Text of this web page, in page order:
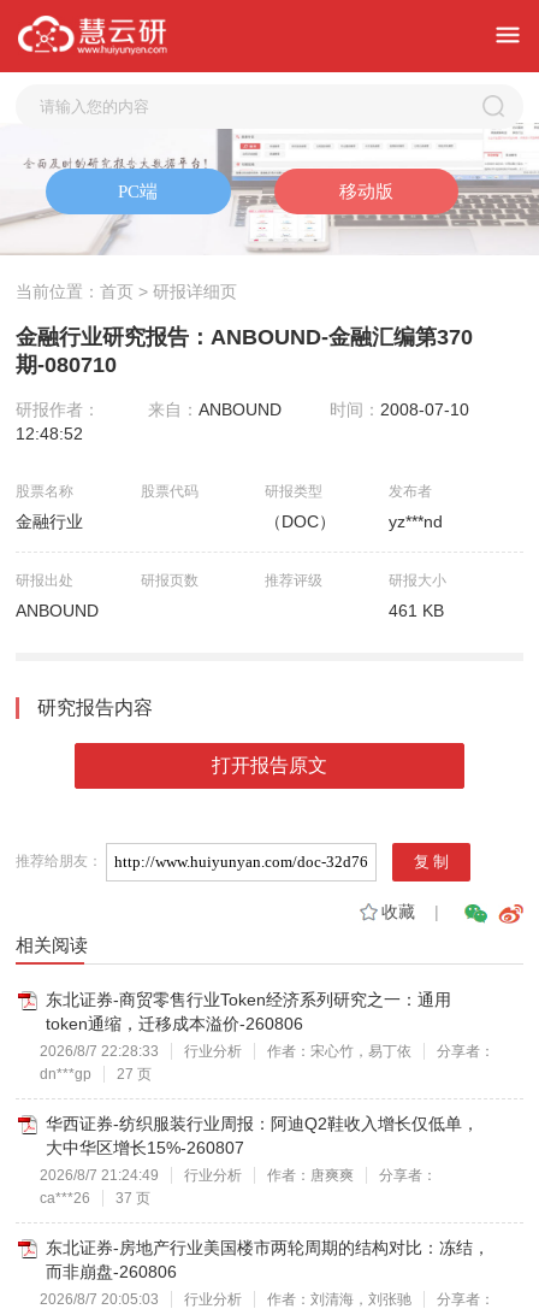
当前位置：首页 > 研报详细页
金融行业研究报告：ANBOUND-金融汇编第370
期-080710
研报作者： 来自：ANBOUND 时间： 2008-07-10
12:48:52
股票名称
金融行业
股票代码 研报类型
（DOC）
发布者
yz***nd
研报出处
ANBOUND
研报页数 推荐评级 研报大小
461 KB
研究报告内容
打开报告原文
推荐给朋友：
收藏|
相关阅读
东北证券-商贸零售行业Token经济系列研究之一：通用
token通缩，迁移成本溢价-260806
2026/8/7 22:28:33 行业分析 作者：宋心竹，易丁依
分享者：
dn***gp
27 页
华西证券-纺织服装行业周报：阿迪Q2鞋收入增长仅低单，
大中华区增长15%-260807
2026/8/7 21:24:49 行业分析 作者：唐爽爽
分享者：
ca***26
37 页
东北证券-房地产行业美国楼市两轮周期的结构对比：冻结，
而非崩盘-260806
2026/8/7 20:05:03 行业分析 作者：刘清海，刘张驰
分享者：